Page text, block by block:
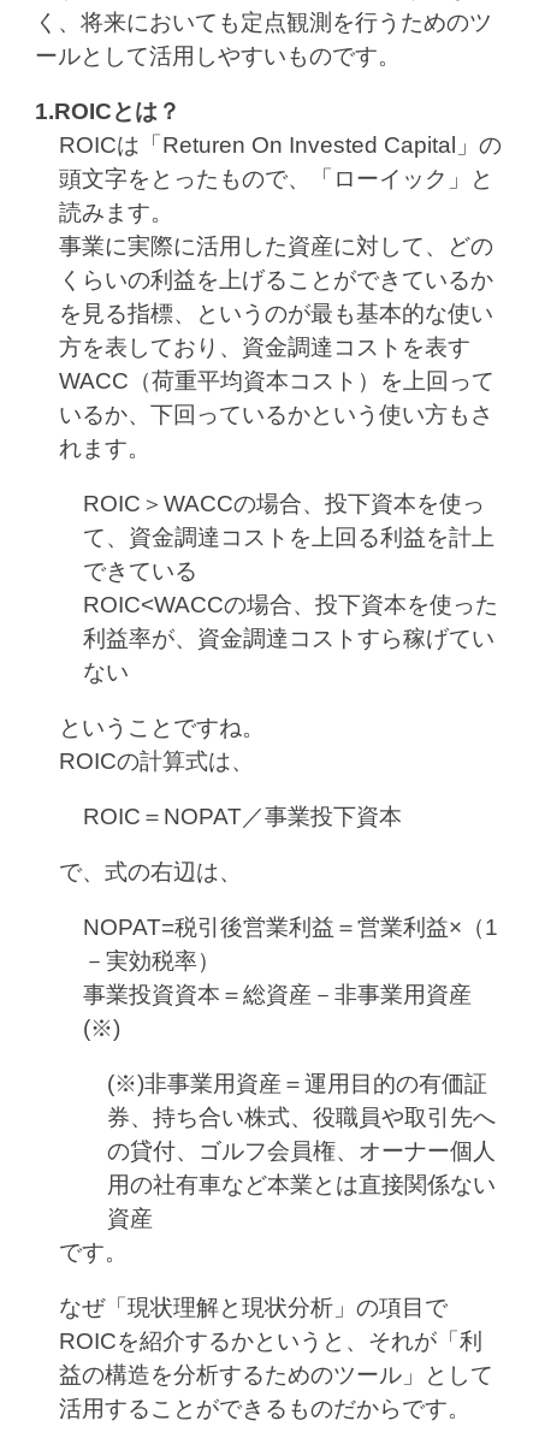
く、将来においても定点観測を行うためのツ
ールとして活用しやすいものです。
1.ROICとは？
ROICは「Returen On Invested Capital」の
頭文字をとったもので、「ローイック」と
読みます。
事業に実際に活用した資産に対して、どの
くらいの利益を上げることができているか
を見る指標、というのが最も基本的な使い
方を表しており、資金調達コストを表す
WACC（荷重平均資本コスト）を上回って
いるか、下回っているかという使い方もさ
れます。
ROIC＞WACCの場合、投下資本を使っ
て、資金調達コストを上回る利益を計上
できている
ROIC<WACCの場合、投下資本を使った
利益率が、資金調達コストすら稼げてい
ない
ということですね。
ROICの計算式は、
ROIC＝NOPAT／事業投下資本
で、式の右辺は、
NOPAT=税引後営業利益＝営業利益×（1
－実効税率）
事業投資資本＝総資産－非事業用資産
(※)
(※)非事業用資産＝運用目的の有価証
券、持ち合い株式、役職員や取引先へ
の貸付、ゴルフ会員権、オーナー個人
用の社有車など本業とは直接関係ない
資産
です。
なぜ「現状理解と現状分析」の項目で
ROICを紹介するかというと、それが「利
益の構造を分析するためのツール」として
活用することができるものだからです。